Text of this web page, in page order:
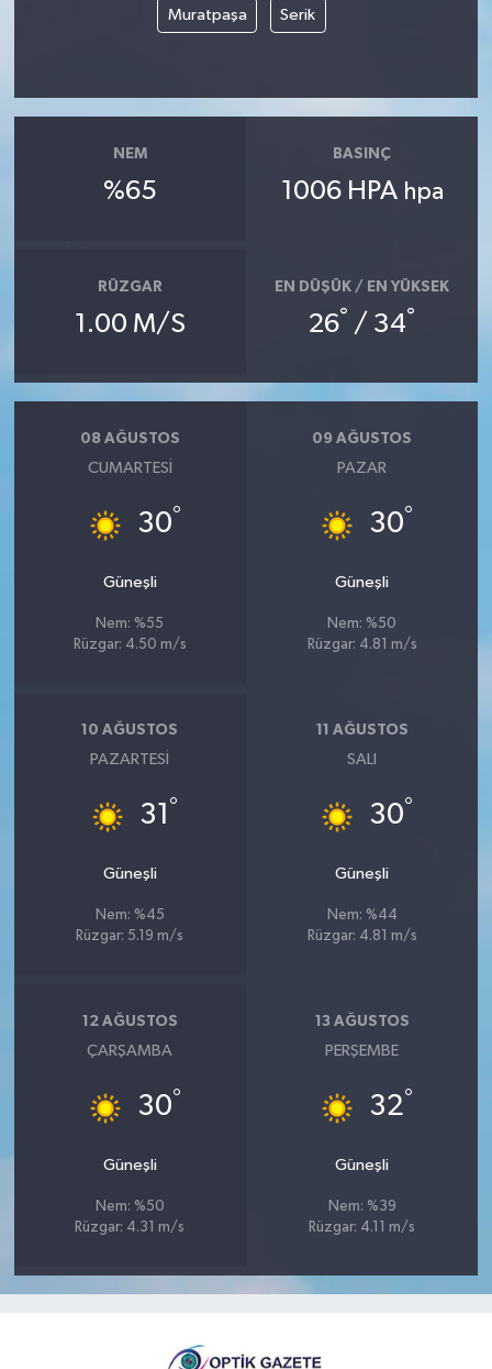
Muratpaşa Serik
NEM
%65
BASINÇ
1006 HPA hpa
RÜZGAR
1.00 M/S
EN DÜŞÜK / EN YÜKSEK
26° / 34°
08 AĞUSTOS
CUMARTESI
30°
Güneşli
Nem: %55
Rüzgar: 4.50 m/s
09 AĞUSTOS
PAZAR
30°
Güneşli
Nem: %50
Rüzgar: 4.81 m/s
10 AĞUSTOS
PAZARTESI
31 °
Güneşli
Nem: %45
Rüzgar: 5.19 m/s
11 AĞUSTOS
SALI
30°
Güneşli
Nem: %44
Rüzgar: 4.81 m/s
12 AĞUSTOS
ÇARŞAMBA
30°
Güneşli
Nem: %50
Rüzgar: 4.31 m/s
13 AĞUSTOS
PERŞEMBE
32°
Güneşli
Nem: %39
Rüzgar: 4.11 m/s